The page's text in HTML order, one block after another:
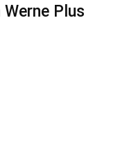
Plus